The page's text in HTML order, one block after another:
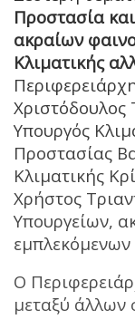
Προστασία
ακραίων
Κλιματικής
Χριστόδουλος
Υπουργός
Προστασίας
Κλιματικής
Χρήστος
Υπουργείων,
Ο
μεταξύ άλλων